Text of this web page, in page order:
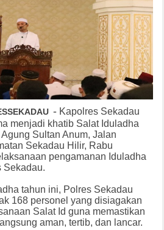
- Kapolres Sekadau
menjadi khatib Salat Iduladha
Sultan Anum, Jalan
Sekadau Hilir, Rabu
pengamanan Iduladha
Sekadau.
tahun ini, Polres Sekadau
168 personel yang disiagakan
Salat Id guna memastikan
aman, tertib, dan lancar.